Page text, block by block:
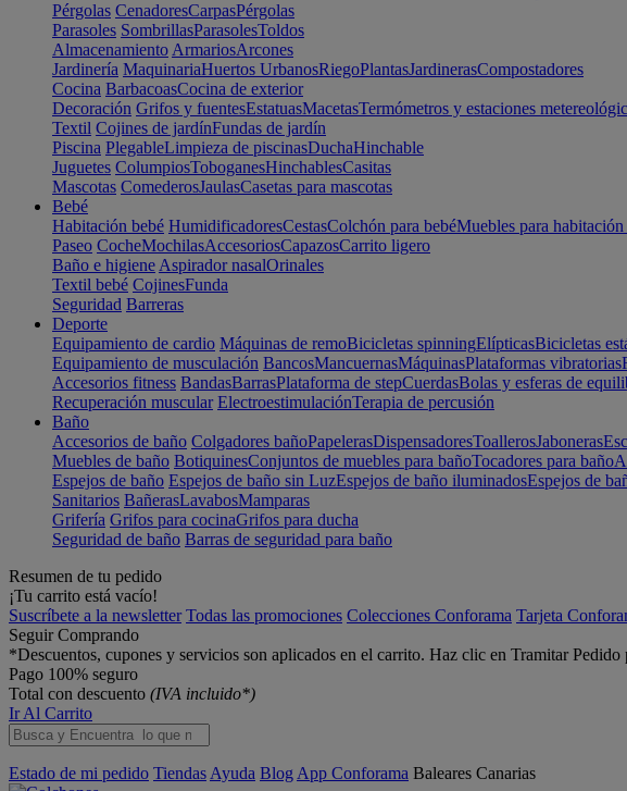
Pérgolas CenadoresCarpasPérgolas
Parasoles SombrillasParasolesToldos
Almacenamiento ArmariosArcones
Jardinería MaquinariaHuertos UrbanosRiegoPlantasJardinerasCompostadores
Cocina BarbacoasCocina de exterior
Decoración Grifos y fuentesEstatuasMacetasTermómetros y estaciones
Textil Cojines de jardínFundas de jardín
Piscina PlegableLimpieza de piscinasDuchaHinchable
Juguetes ColumpiosToboganesHinchablesCasitas
Mascotas ComederosJaulasCasetas para mascotas
Bebé
Habitación bebé HumidificadoresCestasColchón para bebéMuebles para habitación
Paseo CocheMochilasAccesoriosCapazosCarrito ligero
Baño e higiene Aspirador nasalOrinales
Textil bebé CojinesFunda
Seguridad Barreras
Deporte
Equipamiento de cardio Máquinas de remoBicicletas spinningElípticasBicicletas
Equipamiento de musculación BancosMancuernasMáquinasPlataformas vibratorias
Accesorios fitness BandasBarrasPlataforma de stepCuerdasBolas y esferas de
Recuperación muscular ElectroestimulaciónTerapia de percusión
Baño
Accesorios de baño Colgadores bañoPapelerasDispensadoresToallerosJaboneras
Muebles de baño BotiquinesConjuntos de muebles para bañoTocadores para baño
Espejos de baño Espejos de baño sin LuzEspejos de baño iluminadosEspejos de
Sanitarios BañerasLavabosMamparas
Grifería Grifos para cocinaGrifos para ducha
Seguridad de baño Barras de seguridad para baño
Resumen de tu pedido
¡Tu carrito está vacío!
Suscríbete a la newsletter Todas las promociones Colecciones Conforama Tarjeta
Seguir Comprando
*Descuentos, cupones y servicios son aplicados en el carrito. Haz clic en Tramitar Pedido
Pago 100% seguro
Total con descuento (IVA incluido*)
Ir Al Carrito
Estado de mi pedido Tiendas Ayuda Blog App Conforama Baleares Canarias